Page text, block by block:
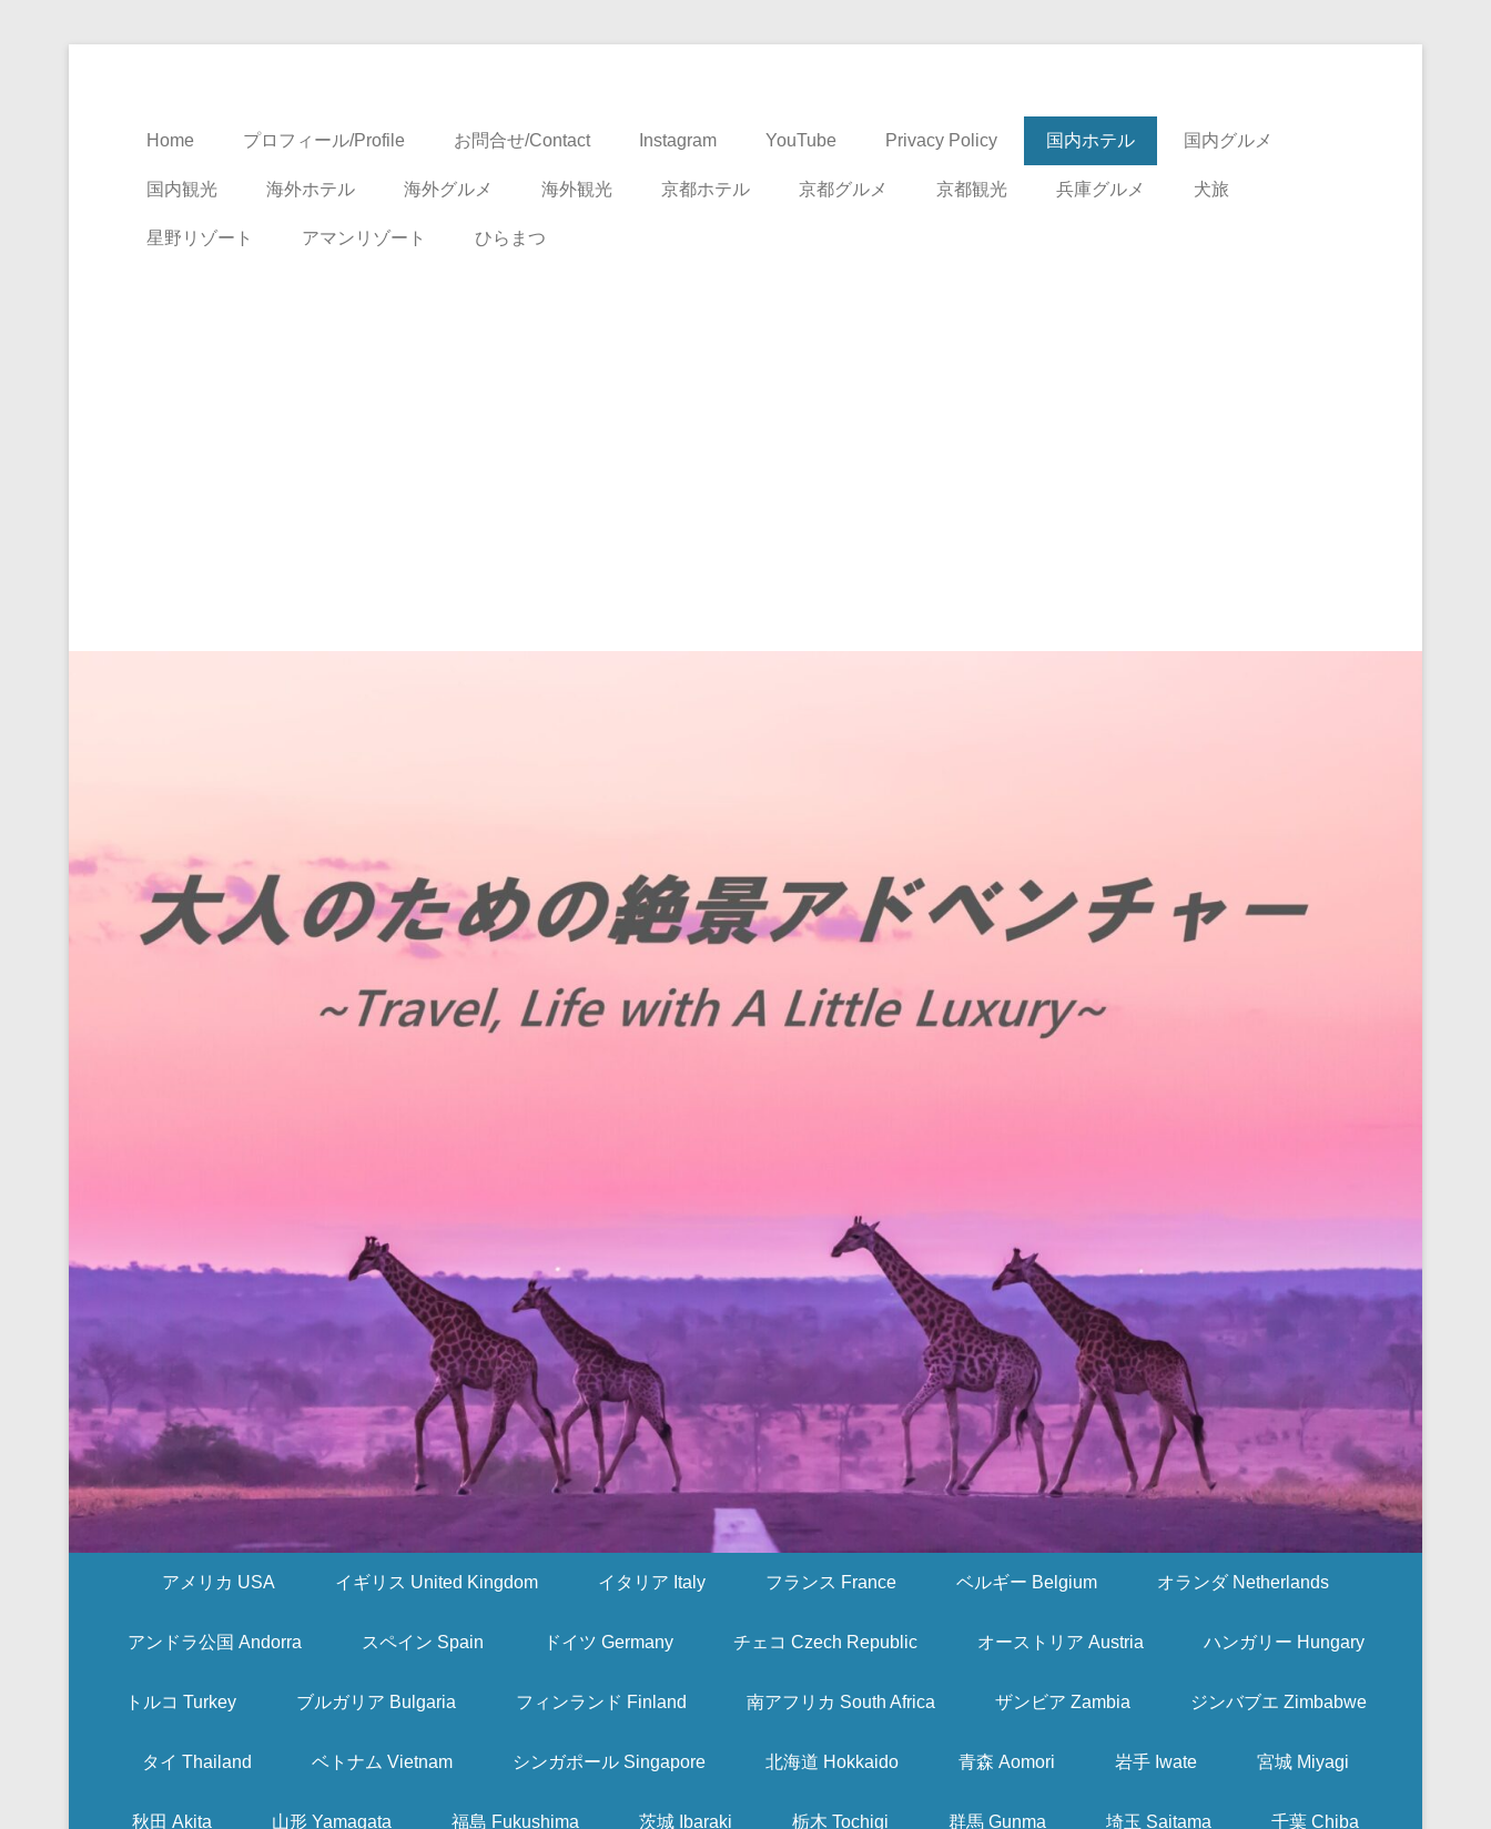
Home プロフィール/Profile お問合せ/Contact Instagram YouTube Privacy Policy 国内ホテル 国内グルメ
国内観光 海外ホテル 海外グルメ 海外観光 京都ホテル 京都グルメ 京都観光 兵庫グルメ 犬旅
星野リゾート アマンリゾート ひらまつ
アメリカ USA イギリス United Kingdom イタリア Italy フランス France ベルギー Belgium オランダ Netherlands
アンドラ公国 Andorra スペイン Spain ドイツ Germany チェコ Czech Republic オーストリア Austria ハンガリー Hungary
トルコ Turkey ブルガリア Bulgaria フィンランド Finland 南アフリカ South Africa ザンビア Zambia ジンバブエ Zimbabwe
タイ Thailand ベトナム Vietnam シンガポール Singapore 北海道 Hokkaido 青森 Aomori 岩手 Iwate 宮城 Miyagi
秋田 Akita 山形 Yamagata 福島 Fukushima 茨城 Ibaraki 栃木 Tochigi 群馬 Gunma 埼玉 Saitama 千葉 Chiba